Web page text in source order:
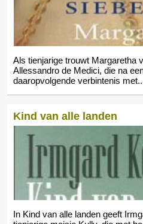
Als tienjarige trouwt Margaretha
Allessandro de Medici, die na
daaropvolgende verbintenis met..
Kind van alle landen
In Kind van alle landen geeft